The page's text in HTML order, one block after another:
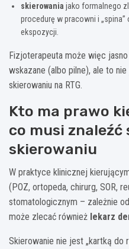
skierowania jako formalnego
procedurę w pracowni i
ekspozycji.
Fizjoterapeuta może więc
wskazane (albo pilne), ale to
skierowaniu na RTG.
Kto ma prawo
co musi znaleźć
skierowaniu
W praktyce klinicznej
(POZ, ortopeda, chirurg, SOR,
stomatologicznym – zależnie
może zlecać również lekarz
Skierowanie nie jest „kartką do